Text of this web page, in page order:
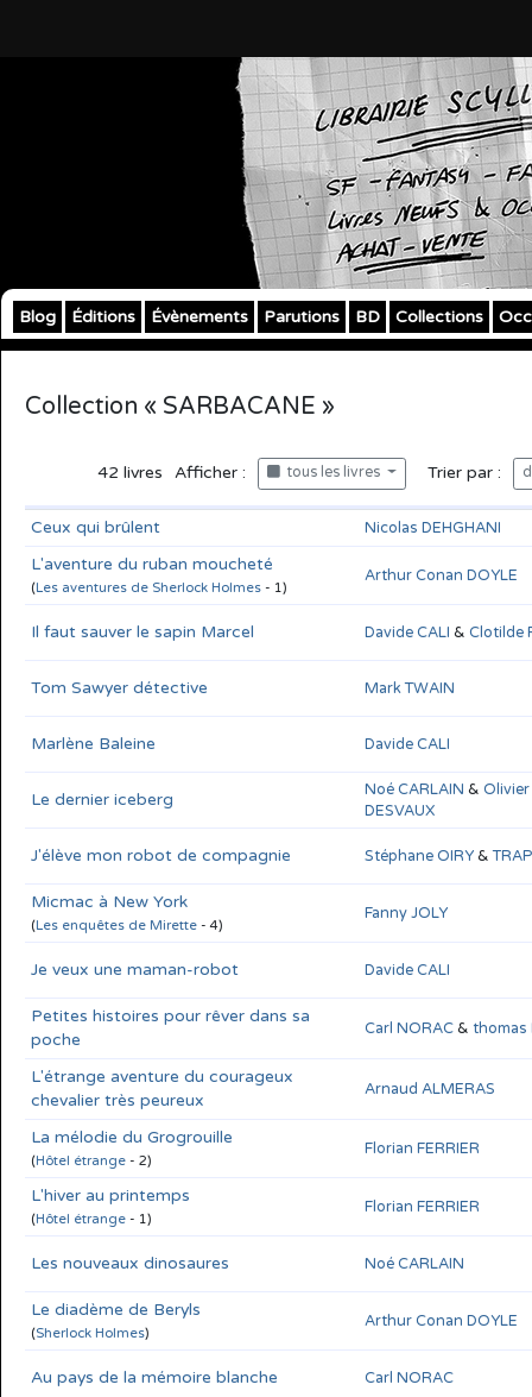
Blog Éditions Évènements Parutions BD Collections
Collection « SARBACANE »
42 livres Afficher : tous les livres Trier par :
Ceux qui brûlent Nicolas DEHGHANI
L'aventure du ruban moucheté
(Les aventures de Sherlock Holmes - 1)
Arthur Conan DOYLE
Il faut sauver le sapin Marcel Davide CALI & Clotilde
Tom Sawyer détective Mark TWAIN
Marlène Baleine Davide CALI
Le dernier iceberg Noé CARLAIN & Olivier
DESVAUX
J'élève mon robot de compagnie Stéphane OIRY&TRAP
Micmac à New York
(Les enquêtes de Mirette - 4)
Fanny JOLY
Je veux une maman-robot Davide CALI
Petites histoires pour rêver dans sa
poche
Carl NORAC& thomas
L'étrange aventure du courageux
chevalier très peureux
Arnaud ALMERAS
La mélodie du Grogrouille
(Hôtel étrange - 2)
Florian FERRIER
L'hiver au printemps
(Hôtel étrange - 1)
Florian FERRIER
Les nouveaux dinosaures Noé CARLAIN
Le diadème de Beryls
(Sherlock Holmes)
Arthur Conan DOYLE
Au pays de la mémoire blanche Carl NORAC